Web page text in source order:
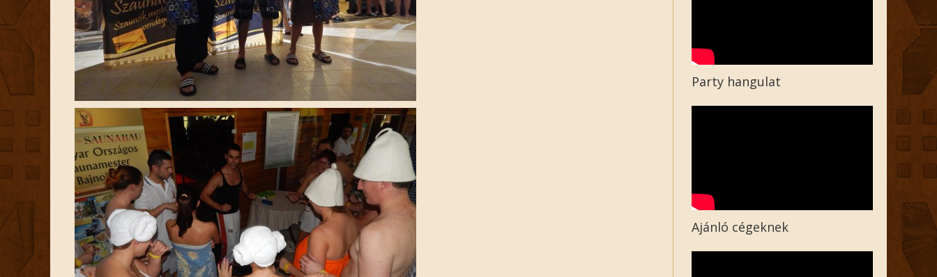
Party hangulat
Ajánló cégeknek